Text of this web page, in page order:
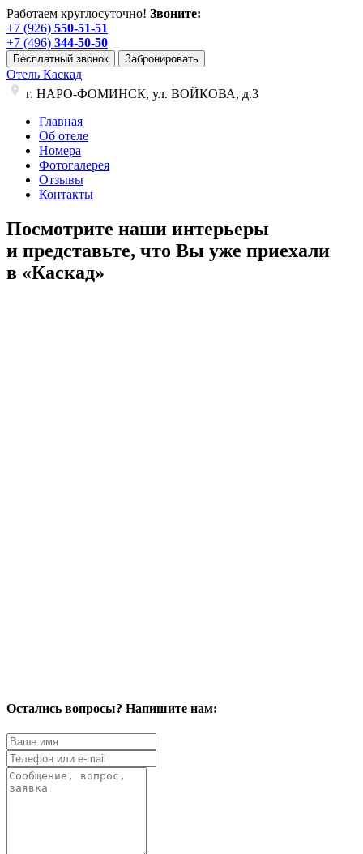
Работаем круглосуточно! Звоните:
+7 (926) 550-51-51
+7 (496) 344-50-50
Бесплатный звонок Забронировать
Отель Каскад
г. НАРО-ФОМИНСК, ул. ВОЙКОВА, д.3
Главная
Об отеле
Номера
Фотогалерея
Отзывы
Контакты
Посмотрите наши интерьеры
и представьте, что Вы уже приехали
в «Каскад»
Остались вопросы? Напишите нам: